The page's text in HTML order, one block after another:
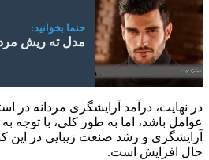
حتما بخوانید:
مدل ته ریش
در نهایت، درآمد آرایشگری مردانه در
عوامل باشد، اما به طور کلی، با توجه
آرایشگری و رشد صنعت زیبایی در این
حال افزایش است.